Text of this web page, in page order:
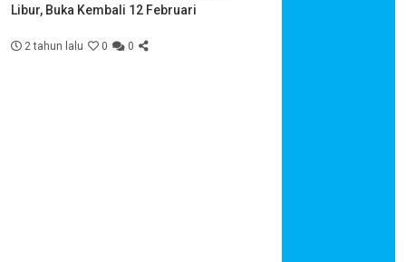
Libur, Buka Kembali 12 Februari
2 tahun lalu 0 0